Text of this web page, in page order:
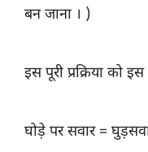
बन जाना । )
इस पूरी प्रक्रिया को
घोड़े पर सवार =